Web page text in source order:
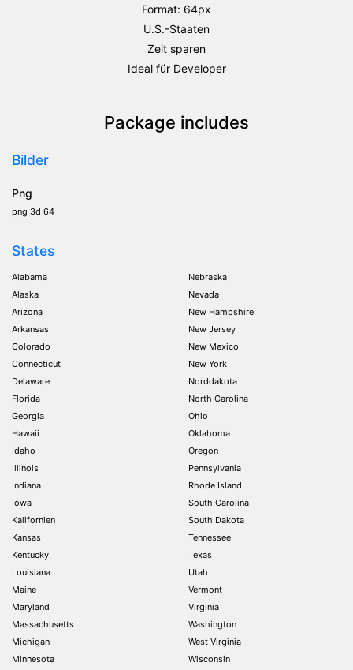
Format: 64px
U.S.-Staaten
Zeit sparen
Ideal für Developer
Package includes
Bilder
Png
png 3d 64
States
Alabama
Alaska
Arizona
Arkansas
Colorado
Connecticut
Delaware
Florida
Georgia
Hawaii
Idaho
Illinois
Indiana
Iowa
Kalifornien
Kansas
Kentucky
Louisiana
Maine
Maryland
Massachusetts
Michigan
Minnesota
Nebraska
Nevada
New Hampshire
New Jersey
New Mexico
New York
Norddakota
North Carolina
Ohio
Oklahoma
Oregon
Pennsylvania
Rhode Island
South Carolina
South Dakota
Tennessee
Texas
Utah
Vermont
Virginia
Washington
West Virginia
Wisconsin